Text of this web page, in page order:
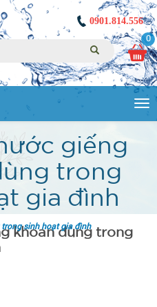
0901.814.556
0
giếng
trong
gia đình
sinh hoạt gia đình
khoan dùng trong